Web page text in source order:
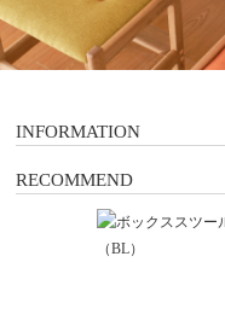
INFORMATION
RECOMMEND